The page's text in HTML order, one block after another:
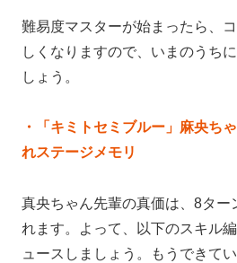
難易度マスターが始まったら、
しくなりますので、いまのうち
しょう。
・「キミトセミブルー」麻央ち
れステージメモリ
真央ちゃん先輩の真価は、8ター
れます。よって、以下のスキル
ュースしましょう。もうできて